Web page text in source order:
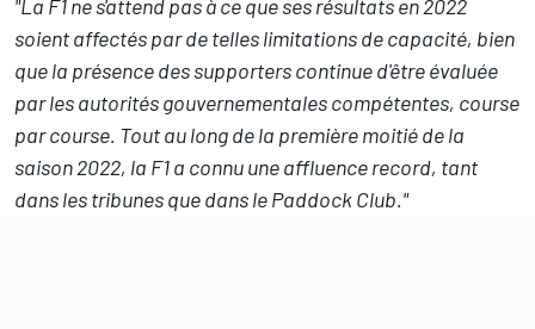
"La F1 ne s'attend pas à ce que ses résultats en 2022
soient affectés par de telles limitations de capacité, bien
que la présence des supporters continue d'être évaluée
par les autorités gouvernementales compétentes, course
par course. Tout au long de la première moitié de la
saison 2022, la F1 a connu une affluence record, tant
dans les tribunes que dans le Paddock Club."